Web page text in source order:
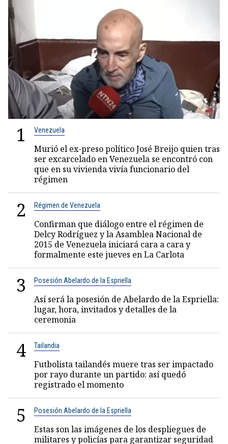
1 Venezuela
Murió el ex-preso político José Breijo quien tras
ser excarcelado en Venezuela se encontró con
que en su vivienda vivía funcionario del
régimen
2 Régimen de Venezuela
Confirman que diálogo entre el régimen de
Delcy Rodríguez y la Asamblea Nacional de
2015 de Venezuela iniciará cara a cara y
formalmente este jueves en La Carlota
3 Posesión Abelardo de la Espriella
Así será la posesión de Abelardo de la Espriella:
lugar, hora, invitados y detalles de la
ceremonia
4 Tailandia
Futbolista tailandés muere tras ser impactado
por rayo durante un partido: así quedó
registrado el momento
5 Posesión Abelardo de la Espriella
Estas son las imágenes de los despliegues de
militares y policías para garantizar seguridad